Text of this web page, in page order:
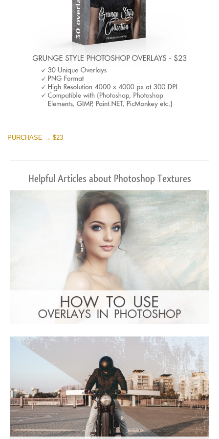
PURCHASE → $23
Helpful Articles about Photoshop Textures